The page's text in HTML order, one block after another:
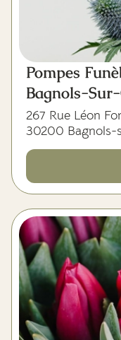
Pompes
Bagnols-
267 Rue Léon
30200 Bagnols-